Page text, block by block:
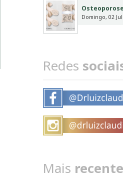
Domingo, 02
Redes
Mais